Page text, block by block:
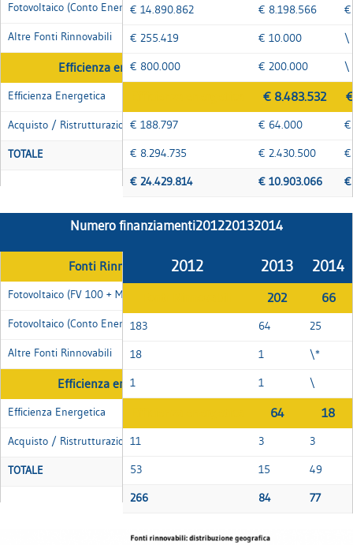
€ 14.890.862 € 8.198.566 €
€ 255.419 € 10.000 \
€ 800.000 € 200.000 \
€ 8.483.532
€ 188.797 € 64.000 €
€ 8.294.735 € 2.430.500 €
€ 24.429.814 € 10.903.066 €
Fotovoltaico (Conto Energetico)
Altre Fonti Rinnovabili
Efficienza energetica
Efficienza Energetica
Acquisto / Ristrutturazione Efficiente
TOTALE
Numero finanziamenti201220132014
2012 2013 2014
202 66
183 64 25
18 1 \*
1 1 \
64 18
11 3 3
53 15 49
266 84 77
Fonti Rinnovabili
Fotovoltaico (FV 100 + MicroEnergia+EnCorp)
Fotovoltaico (Conto Energetico)
Altre Fonti Rinnovabili
Efficienza energetica
Efficienza Energetica
Acquisto / Ristrutturazione Efficiente
TOTALE